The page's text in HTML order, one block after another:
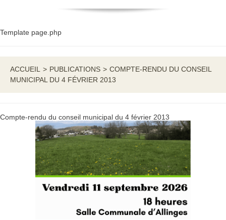
Template page.php
ACCUEIL > PUBLICATIONS > COMPTE-RENDU DU CONSEIL
MUNICIPAL DU 4 FÉVRIER 2013
Compte-rendu du conseil municipal du 4 février 2013